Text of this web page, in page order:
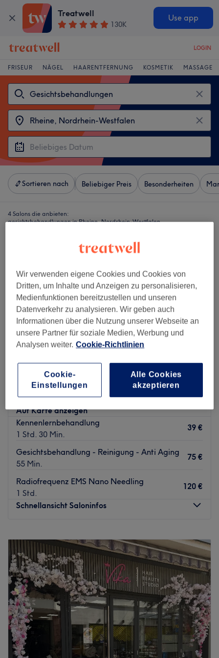
Treatwell
130K
Use app
LOGIN
FRISEUR NÄGEL HAARENTFERNUNG KOSMETIK MASSAGE
Sortieren nach Beliebiger Preis Besonderheiten
4 Salons die anbieten:
gesichtsbehandlungen in Rheine, Nordrhein-Westfalen
SK Beauty Rheine
19 Bewertungen
Rheine, Nordrhein-Westfalen
Auf Karte anzeigen
Kennenlernbehandlung
1 Std. 30 Min.
39 €
Gesichtsbehandlung - Reinigung - Anti Aging
55 Min.
75 €
Radiofrequenz EMS Nano Needling
1 Std.
120 €
Schnellansicht Saloninfos
Dienstag
08:00
16:00
Mittwoch
08:00–16:00
Donnerstag
08:00–14:45
Freitag
08:00 –14:30
Samstag
Geschlossen
Sonntag
Geschlossen
Bei SK Beauty Rheine in Rheine kannst du dem
Alltagsstress entkommen und dich dabei rundum
verschönern lassen. Hier erwarten dich wohltuende
Wir verwenden eigene Cookies und Cookies von
Dritten, um Inhalte und Anzeigen zu personalisieren,
Medienfunktionen bereitzustellen und unseren
Datenverkehr zu analysieren. Wir geben auch
Informationen über die Nutzung unserer Webseite an
unsere Partner für soziale Medien, Werbung und
Analysen weiter. Cookie-Richtlinien
Cookie-
Einstellungen
Alle Cookies
akzeptieren